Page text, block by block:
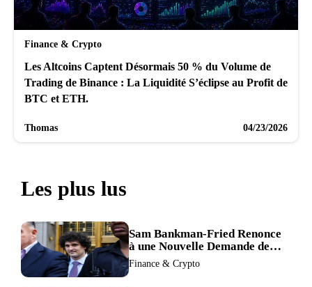
Finance & Crypto
Les Altcoins Captent Désormais 50 % du Volume de
Trading de Binance : La Liquidité S’éclipse au Profit de
BTC et ETH.
Thomas 04/23/2026
Les plus lus
Sam Bankman-Fried Renonce
à une Nouvelle Demande de
Procès, Intensifiant la
Pression pour la Récusation
Finance & Crypto